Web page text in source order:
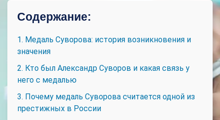
Содержание:
1. Медаль Суворова: история возникновения и
значения
2. Кто был Александр Суворов и какая связь у
него с медалью
3. Почему медаль Суворова считается одной из
престижных в России